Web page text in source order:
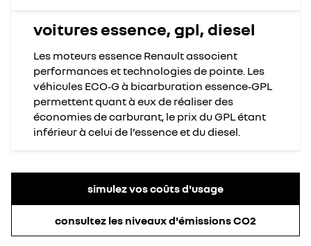
voitures essence, gpl, diesel
Les moteurs essence Renault associent
performances et technologies de pointe. Les
véhicules ECO‑G à bicarburation essence‑GPL
permettent quant à eux de réaliser des
économies de carburant, le prix du GPL étant
inférieur à celui de l’essence et du diesel.
simulez vos coûts d'usage
consultez les niveaux d'émissions CO2